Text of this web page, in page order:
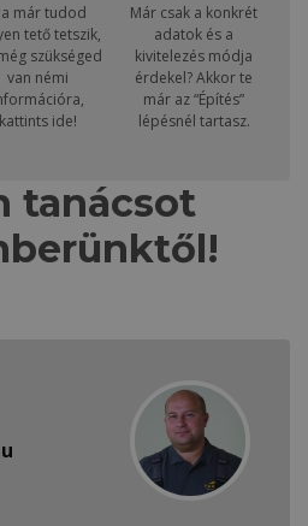
már tudod
tető tetszik,
szükséged
van némi
kattints ide!
Már csak a konkrét
adatok és a
kivitelezés módja
érdekel? Akkor te
már az “Építés”
lépésnél tartasz.
tanácsot